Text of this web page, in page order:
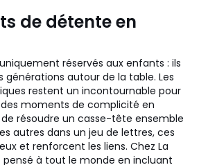
de détente en
réservés aux enfants : ils
générations autour de la table. Les
restent un incontournable pour
moments de complicité en
de résoudre un casse-tête ensemble
autres dans un jeu de lettres, ces
et renforcent les liens. Chez La
pensé à tout le monde en incluant